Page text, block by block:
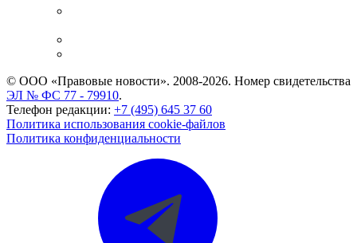
© ООО «Правовые новости». 2008-2026. Номер свидетельства
ЭЛ № ФС 77 - 79910.
Телефон редакции: +7 (495) 645 37 60
Политика использования cookie-файлов
Политика конфиденциальности